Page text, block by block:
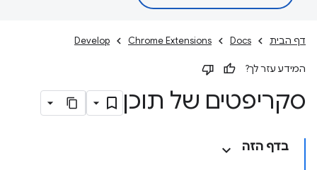
דף הבית Docs
Chrome Extensions
Develop
המידע עזר לך?
סקריפטים של תוכן
בדף הזה